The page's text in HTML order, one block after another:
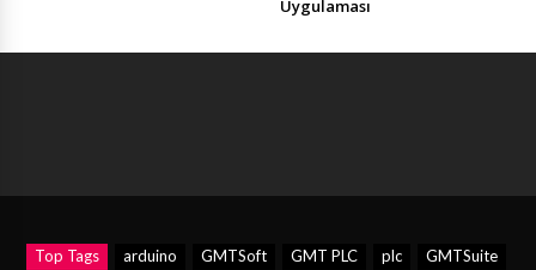
Uygulaması
Top Tags arduino GMTSoft GMT PLC plc
GMTSuite